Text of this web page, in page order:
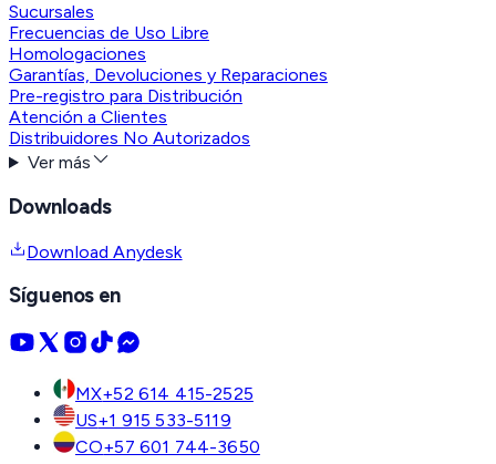
Sucursales
Frecuencias de Uso Libre
Homologaciones
Garantías, Devoluciones y Reparaciones
Pre-registro para Distribución
Atención a Clientes
Distribuidores No Autorizados
Ver más
Downloads
Download Anydesk
Síguenos en
MX+52 614 415-2525
US+1 915 533-5119
CO+57 601 744-3650